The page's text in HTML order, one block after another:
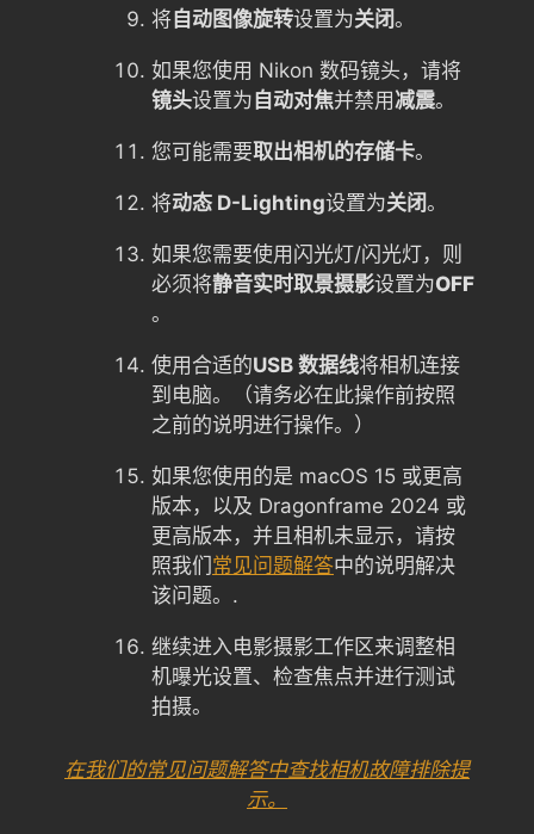
将自动图像旋转设置为关闭。
如果您使用 Nikon 数码镜头，请将
镜头设置为自动对焦并禁用减震。
您可能需要取出相机的存储卡。
将动态 D-Lighting设置为关闭。
如果您需要使用闪光灯/闪光灯，则
必须将静音实时取景摄影设置为OFF
。
使用合适的USB 数据线将相机连接
到电脑。（请务必在此操作前按照
之前的说明进行操作。）
如果您使用的是 macOS 15 或更高
版本，以及 Dragonframe 2024 或
更高版本，并且相机未显示，请按
照我们常见问题解答中的说明解决
该问题。.
继续进入电影摄影工作区来调整相
机曝光设置、检查焦点并进行测试
拍摄。
在我们的常见问题解答中查找相机故障排除提
示。